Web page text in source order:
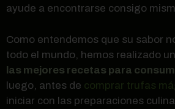
ayude a encontrarse consigo
Como entendemos que su sabor
todo el mundo, hemos realizado
las mejores recetas para
luego, antes de comprar trufas
iniciar con las preparaciones